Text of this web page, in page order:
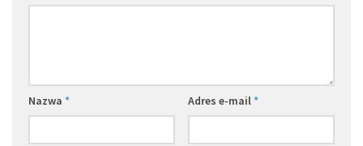
Nazwa * Adres e-mail*